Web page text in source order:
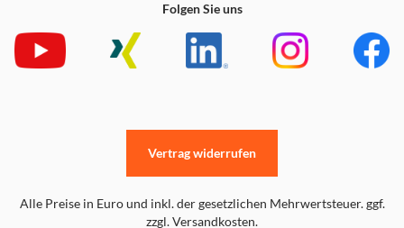
Folgen Sie uns
Alle Preise in Euro und inkl. der gesetzlichen Mehrwertsteuer. ggf.
zzgl. Versandkosten.
Vertrag widerrufen